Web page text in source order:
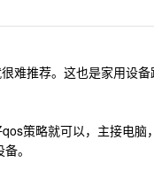
难推荐。这也是家用设
策略就可以，主接电
。